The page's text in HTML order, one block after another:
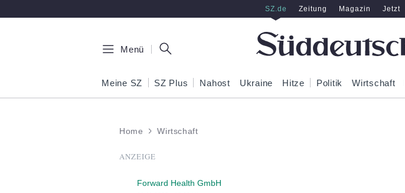
SZ.de Zeitung Magazin Jetzt
Menü
Meine SZ SZ Plus Nahost Ukraine Hitze Politik Wirtschaft
Home Wirtschaft
ANZEIGE
Forward Health GmbH